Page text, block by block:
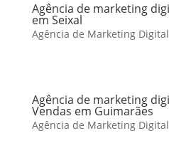
Agência de marketing
em Seixal
Agência de Marketing
Agência de marketing
Vendas em Guimarães
Agência de Marketing